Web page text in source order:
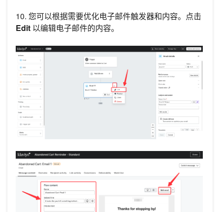
10. 您可以根据需要优化电子邮件触发器和内容。点击
Edit 以编辑电子邮件的内容。